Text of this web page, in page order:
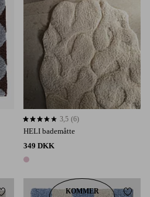
HELI bademåtte
349 DKK
1 farve
3,5 baseret på 6 bedømmelser
3,5 (6)
Tilføj til favoritterKOMMER
Tilføj